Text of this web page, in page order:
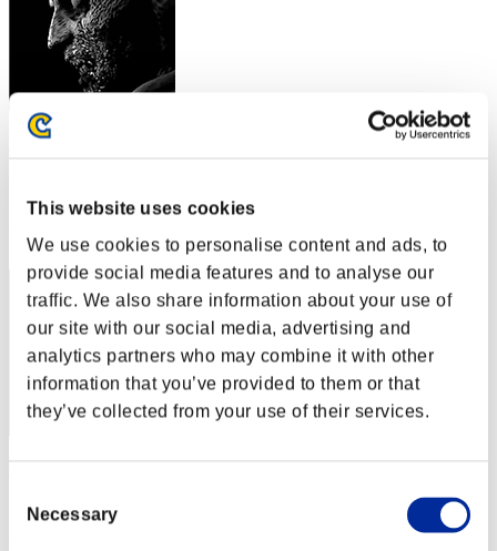
This website uses cookies
We use cookies to personalise content and ads, to
provide social media features and to analyse our
traffic. We also share information about your use of
our site with our social media, advertising and
analytics partners who may combine it with other
information that you’ve provided to them or that
they’ve collected from your use of their services.
Selection
Necessary
Sebastian
RANK
52
eiji
スコア:Lv:20/12'47"71